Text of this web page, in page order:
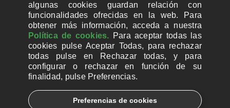
CUENTAS BANCARIAS PARA DONAR
algunas cookies guardan relación con
funcionalidades ofrecidas en la web. Para
obtener más información, acceda a nuestra
Política de cookies. Para aceptar todas las
cookies pulse Aceptar Todas, para rechazar
todas pulse en Rechazar todas, y para
configurar o rechazar en función de su
finalidad, pulse Preferencias.
Preferencias de cookies